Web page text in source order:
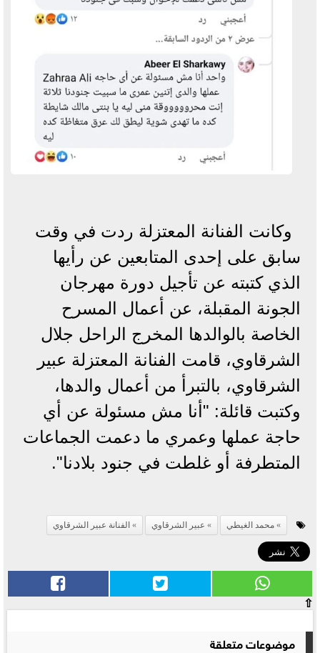
وكانت الفنانة المعتزلة ردت في وقت
سابق على إحدى المتابعين عن رأيها
الذي كتبته عن تأجيل دورة مهرجان
الجونة المقبلة، عن أعمال المسرح
الخاصة بالوالدها المخرج الراحل جلال
الشرقاوي، قامت الفنانة المعتزلة عبير
الشرقاوي، بالتبرأ من أعمال والدها،
وكتبت قائلة: "أنا مش مسئولة عن أي
حاجة عملها وعمري ما دعمت الجماعات
المتطرفة أو غلطت في جنود بلادنا".
محمد الغيطي عبير الشرقاوي الفنانة عبير الشرقاوي
⇧
موضوعات متعلقة